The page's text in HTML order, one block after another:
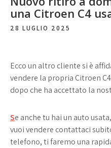
una Citroen C4
28 LUGLIO 2025
Ecco un altro cliente si è
vendere la propria Citroen
dopo che ha accettato la
Se anche tu hai un auto
vuoi vendere contattaci
telefono, ti faremo una